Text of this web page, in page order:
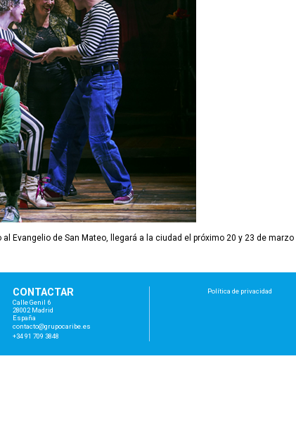
Evangelio de San Mateo, llegará a la ciudad el próximo 20 y 23 de marzo
CONTACTAR
Calle Genil 6
28002 Madrid
España
contacto@grupocaribe. es
+34 91 709 3848
Política de privacidad